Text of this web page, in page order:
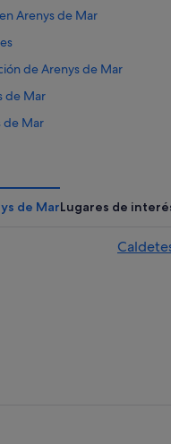
Arenys de Mar
de Arenys de Mar
de Mar
de Mar
en Estación de Arenys
en Estación de Arenys de
en Arenys de Mar
de MarLugares de